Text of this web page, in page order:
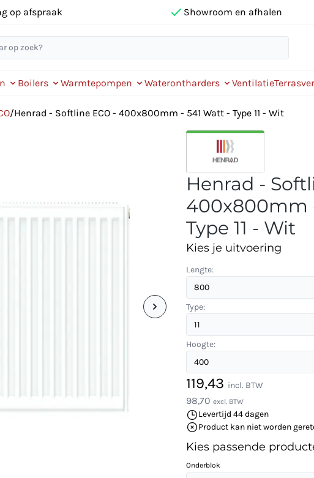
op afspraak Showroom en afhalen
Boilers Warmtepompen Waterontharders Ventilatie
/Henrad - Softline ECO - 400x800mm - 541 Watt - Type 11 - Wit
Henrad -
400x800mm
Type 11 - Wit
Kies je uitvoering
Lengte:
Type:
Hoogte:
119,43 incl. BTW
98,70 excl. BTW
Levertijd 44 dagen
Product kan niet worden
Kies passende
Onderblok